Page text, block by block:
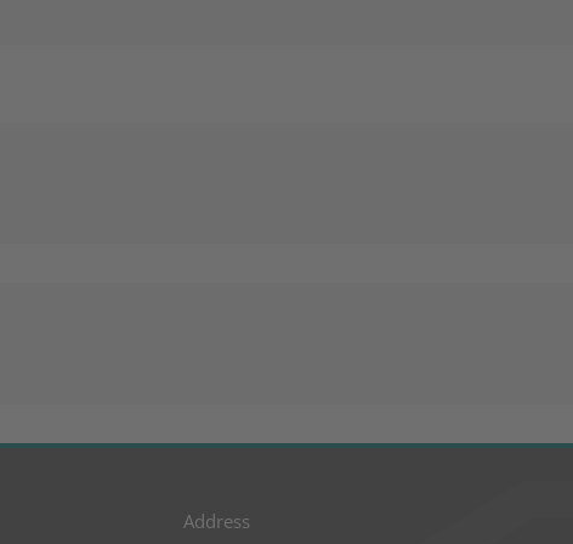
Address